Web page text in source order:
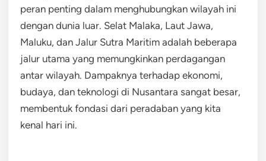
peran penting dalam menghubungkan wilayah ini
dengan dunia luar. Selat Malaka, Laut Jawa,
Maluku, dan Jalur Sutra Maritim adalah beberapa
jalur utama yang memungkinkan perdagangan
antar wilayah. Dampaknya terhadap ekonomi,
budaya, dan teknologi di Nusantara sangat besar,
membentuk fondasi dari peradaban yang kita
kenal hari ini.